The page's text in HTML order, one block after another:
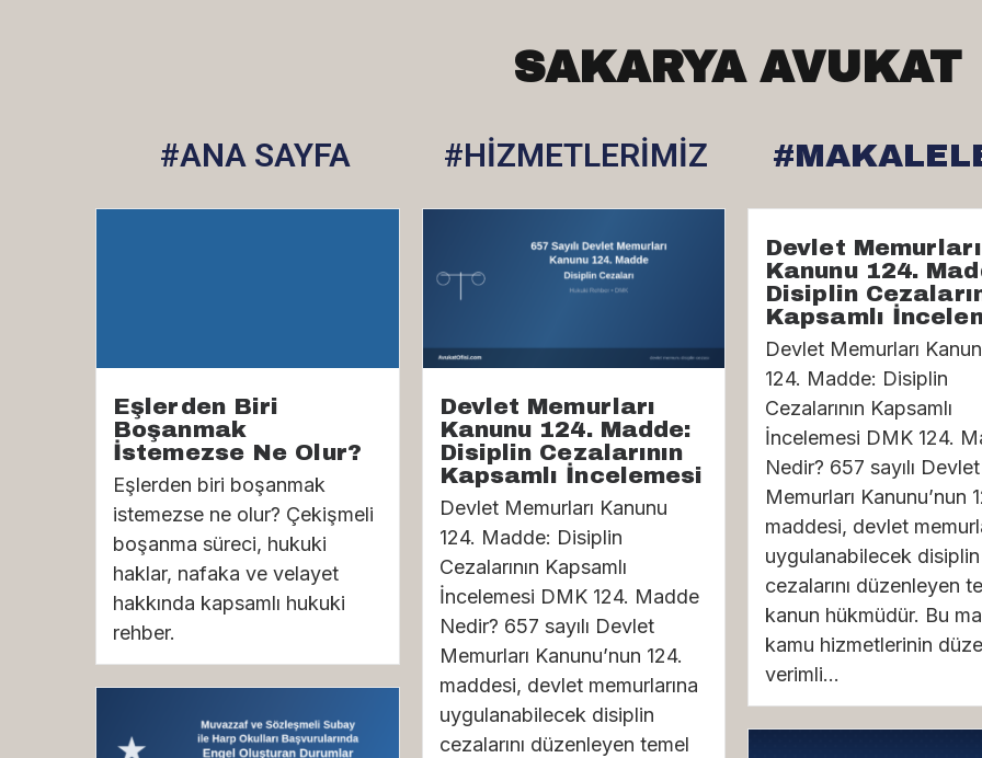
SAKARYA AVUKAT
#ANA SAYFA #HİZMETLERİMİZ
Eşlerden Biri
Boşanmak
İstemezse Ne Olur?
Eşlerden biri boşanmak
istemezse ne olur? Çekişmeli
boşanma süreci, hukuki
haklar, nafaka ve velayet
hakkında kapsamlı hukuki
rehber.
Devlet Memurları
Kanunu 124. Madde:
Disiplin Cezalarının
Kapsamlı İncelemesi
Devlet Memurları Kanunu
124. Madde: Disiplin
Cezalarının Kapsamlı
İncelemesi DMK 124. Madde
Nedir? 657 sayılı Devlet
Memurları Kanunu’nun 124.
maddesi, devlet memurlarına
uygulanabilecek disiplin
cezalarını düzenleyen temel
Devlet Memurları
Kanunu 124.
Disiplin
Kapsamlı
Devlet Memurları
124. Madde: Disiplin
Cezalarının Kapsamlı
İncelemesi DMK 124.
Nedir? 657 sayılı Devlet
Memurları Kanunu’nun
maddesi, devlet
uygulanabilecek disiplin
cezalarını düzenleyen
kanun hükmüdür. Bu
kamu hizmetlerinin
verimli...